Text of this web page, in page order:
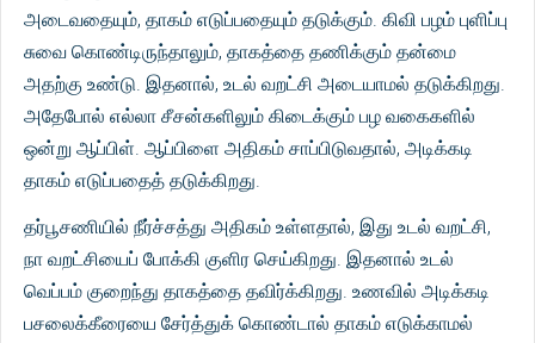
அடைவதையும், தாகம் எடுப்பதையும் தடுக்கும். கிவி பழம் புளிப்பு
சுவை கொண்டிருந்தாலும், தாகத்தை தணிக்கும் தன்மை
அதற்கு உண்டு. இதனால், உடல் வறட்சி அடையாமல் தடுக்கிறது.
அதேபோல் எல்லா சீசன்களிலும் கிடைக்கும் பழ வகைகளில்
ஒன்று ஆப்பிள். ஆப்பிளை அதிகம் சாப்பிடுவதால், அடிக்கடி
தாகம் எடுப்பதைத் தடுக்கிறது.
தர்பூசணியில் நீர்ச்சத்து அதிகம் உள்ளதால், இது உடல் வறட்சி,
நா வறட்சியைப் போக்கி குளிர செய்கிறது. இதனால் உடல்
வெப்பம் குறைந்து தாகத்தை தவிர்க்கிறது. உணவில் அடிக்கடி
பசலைக்கீரையை சேர்த்துக் கொண்டால் தாகம் எடுக்காமல்